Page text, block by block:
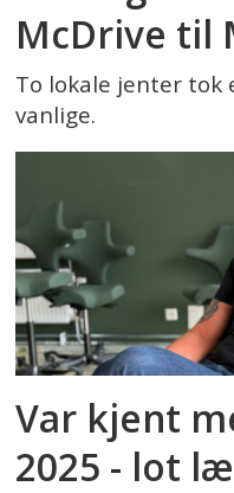
McDrive til
To lokale jenter
vanlige.
Var kjent
2025 - lot